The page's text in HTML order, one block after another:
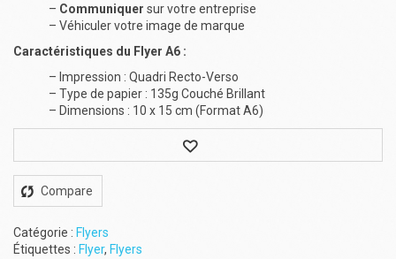
– Communiquer sur votre entreprise
– Véhiculer votre image de marque
Caractéristiques du Flyer A6 :
– Impression : Quadri Recto-Verso
– Type de papier : 135g Couché Brillant
– Dimensions : 10 x 15 cm (Format A6)
Compare
Catégorie : Flyers
Étiquettes : Flyer, Flyers